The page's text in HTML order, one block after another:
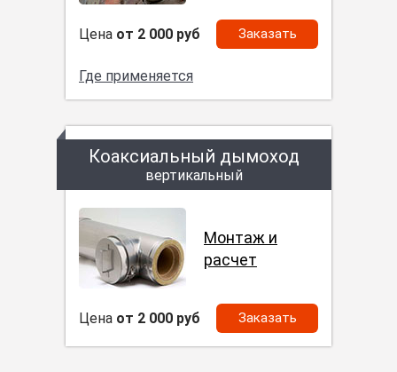
Цена от 2 000 руб Заказать
Где применяется
Коаксиальный дымоход
вертикальный
Монтаж и
расчет
Цена от 2 000 руб Заказать